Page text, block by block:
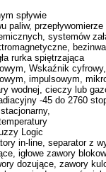
spływie
paliw,
systemów
rurka spiętrzająca
Wskaźnik
impulsowym,
wodnej, cieczy lub
-45 do 2760
Logic
in-line, separator z
igłowe zawory
dozujące, zawory